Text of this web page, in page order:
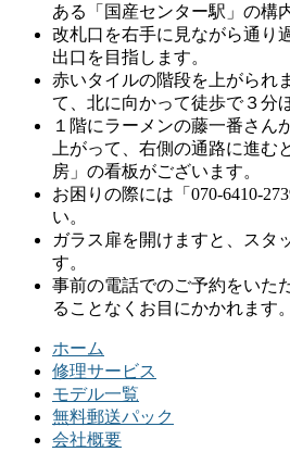
ある「国産センター駅」の構
改札口を右手に見ながら通り
出口を目指します。
赤いタイルの階段を上がられ
て、北に向かって徒歩で３分
１階にラーメンの藤一番さん
上がって、右側の通路に進む
房」の看板がございます。
お困りの際には「070-6410-
い。
ガラス扉を開けますと、スタ
す。
事前の電話でのご予約をいた
ることなくお目にかかれます。
ホーム
修理サービス
モデル一覧
無料郵送パック
会社概要